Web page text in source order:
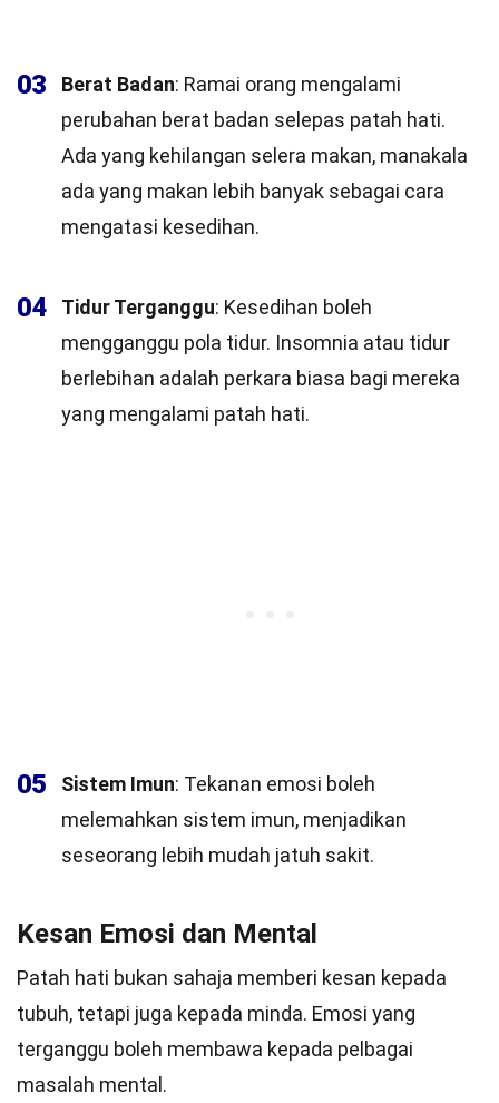
03 Berat Badan: Ramai orang mengalami
perubahan berat badan selepas patah hati.
Ada yang kehilangan selera makan, manakala
ada yang makan lebih banyak sebagai cara
mengatasi kesedihan.
04 Tidur Terganggu: Kesedihan boleh
mengganggu pola tidur. Insomnia atau tidur
berlebihan adalah perkara biasa bagi mereka
yang mengalami patah hati.
05 Sistem Imun: Tekanan emosi boleh
melemahkan sistem imun, menjadikan
seseorang lebih mudah jatuh sakit.
Kesan Emosi dan Mental
Patah hati bukan sahaja memberi kesan kepada
tubuh, tetapi juga kepada minda. Emosi yang
terganggu boleh membawa kepada pelbagai
masalah mental.